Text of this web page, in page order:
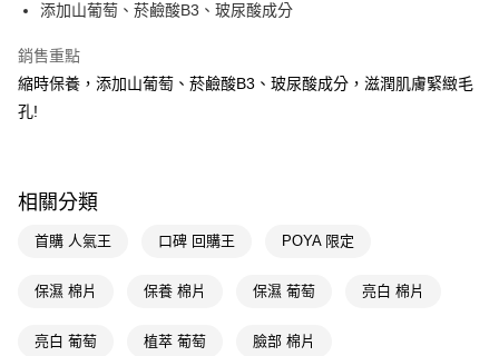
悠遊付
Google Pay
【關於「AFTEE先享後付」】
便利好安心！
２．便利：只要手機號碼，簡訊認證，即可結帳。
【「AFTEE先享後付」結帳流程】
每筆NT$65，滿NT$390(含以上)免運費
添加山葡萄、菸鹼酸B3、玻尿酸成分
銷售重點
縮時保養，添加山葡萄、菸鹼酸B3、玻尿酸成分，滋潤肌膚緊緻毛
孔!
相關分類
首購 人氣王 口碑 回購王 POYA 限定
保濕 棉片 保養 棉片 保濕 葡萄 亮白 棉片
亮白 葡萄 植萃 葡萄 臉部 棉片